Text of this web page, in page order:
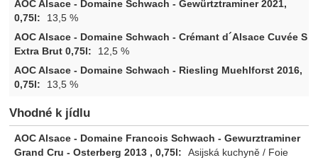
13,5 %
12,5 %
13,5 %
Vhodné k jídlu
Asijská kuchyně / Foie